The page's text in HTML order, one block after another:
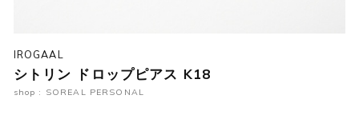
IROGAAL
シトリン ドロップピアス K18
shop : SOREAL PERSONAL